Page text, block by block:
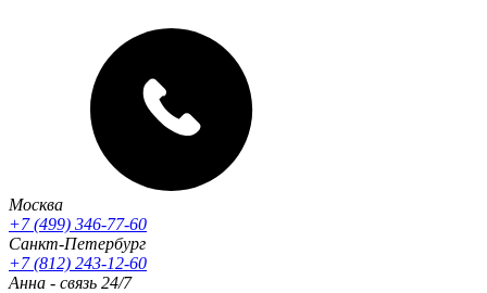
Москва
+7 (499) 346-77-60
Санкт-Петербург
+7 (812) 243-12-60
Анна - связь 24/7